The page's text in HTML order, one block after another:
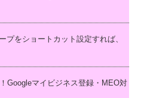
プをショートカット設定すれば、
Googleマイビジネス登録・MEO対